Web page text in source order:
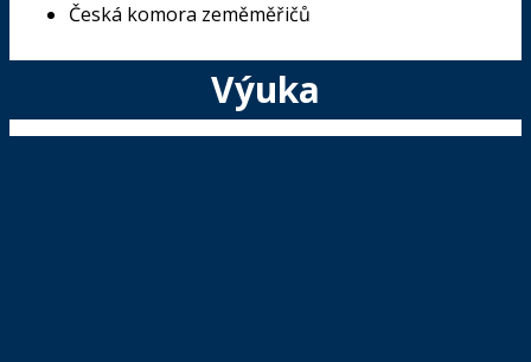
Česká komora zeměměřičů
Výuka